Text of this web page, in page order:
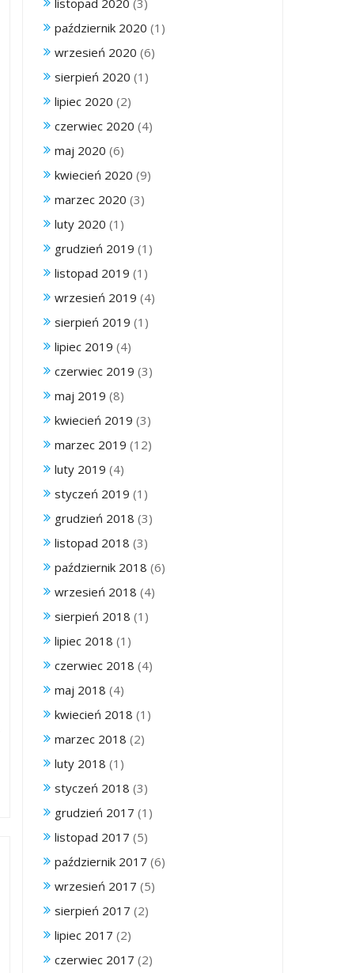
listopad 2020 (3)
październik 2020 (1)
wrzesień 2020 (6)
sierpień 2020 (1)
lipiec 2020 (2)
czerwiec 2020 (4)
maj 2020 (6)
kwiecień 2020 (9)
marzec 2020 (3)
luty 2020 (1)
grudzień 2019 (1)
listopad 2019 (1)
wrzesień 2019 (4)
sierpień 2019 (1)
lipiec 2019 (4)
czerwiec 2019 (3)
maj 2019 (8)
kwiecień 2019 (3)
marzec 2019 (12)
luty 2019 (4)
styczeń 2019 (1)
grudzień 2018 (3)
listopad 2018 (3)
październik 2018 (6)
wrzesień 2018 (4)
sierpień 2018 (1)
lipiec 2018 (1)
czerwiec 2018 (4)
maj 2018 (4)
kwiecień 2018 (1)
marzec 2018 (2)
luty 2018 (1)
styczeń 2018 (3)
grudzień 2017 (1)
listopad 2017 (5)
październik 2017 (6)
wrzesień 2017 (5)
sierpień 2017 (2)
lipiec 2017 (2)
czerwiec 2017 (2)